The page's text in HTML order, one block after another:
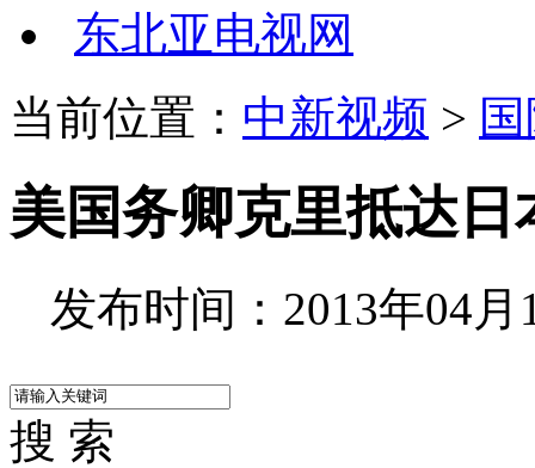
东北亚电视网
当前位置： 中新视频 >
美国务卿克里抵达
发布时间：2013年04月
搜 索